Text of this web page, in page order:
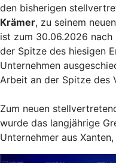
den bisherigen
Krämer, zu seinem
ist zum 30.06.2026
der Spitze des hiesigen
Unternehmen
Arbeit an der Spitze des
Zum neuen
wurde das langjährige
Unternehmer aus